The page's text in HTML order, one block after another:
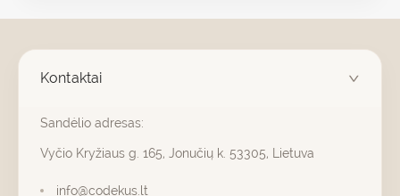
Kontaktai
Sandėlio adresas:
Vyčio Kryžiaus g. 165, Jonučių k. 53305, Lietuva
info@codekus.lt